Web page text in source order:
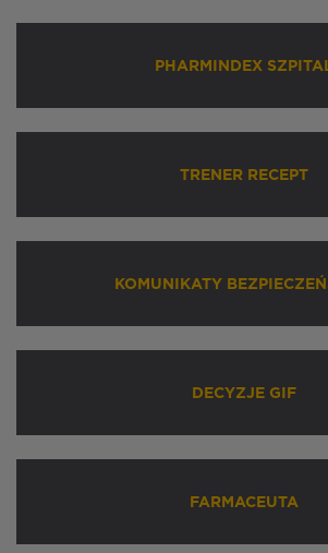
PHARMINDEX
TRENER RECEPT
KOMUNIKATY
DECYZJE GIF
FARMACEUTA